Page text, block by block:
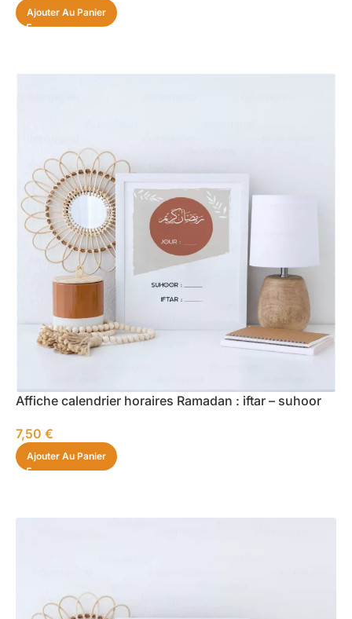
Ajouter Au Panier
Affiche calendrier horaires Ramadan : iftar – suhoor
7,50 €
Ajouter Au Panier